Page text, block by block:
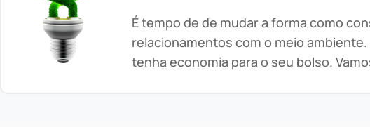
É tempo de de mudar a forma como
relacionamentos com o meio
tenha economia para o seu bolso.